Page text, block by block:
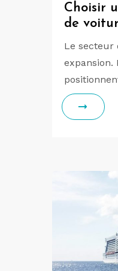
Choisir
de
Le secteur
expansion.